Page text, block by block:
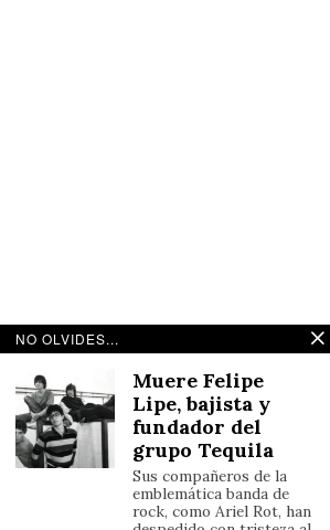
NOSOTROS
NO OLVIDES...
Muere Felipe
Lipe, bajista y
fundador del
grupo Tequila
Sus compañeros de la
emblemática banda de
rock, como Ariel Rot, han